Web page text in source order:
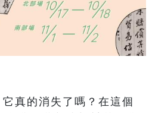
真的消失了嗎？在這個